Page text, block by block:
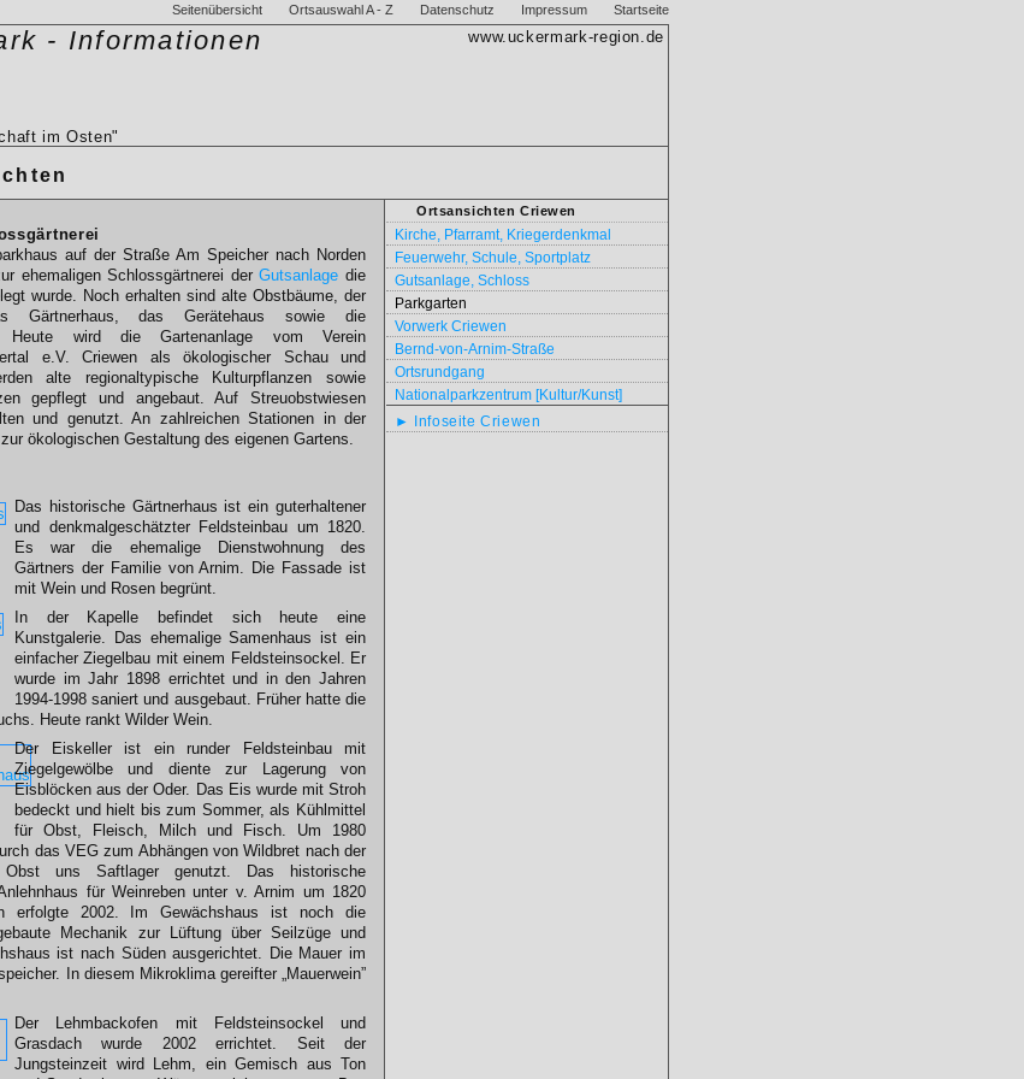
Seitenübersicht Ortsauswahl A - Z Datenschutz Impressum Startseite
- Informationen www.uckermark-region.de
im Osten"
auf der Straße Am Speicher nach Norden
ehemaligen Schlossgärtnerei derGutsanlage die
wurde. Noch erhalten sind alte Obstbäume, der
Gärtnerhaus, das Gerätehaus sowie die
Heute wird die Gartenanlage vom Verein
e.V. Criewen als ökologischer Schau und
alte regionaltypische Kulturpflanzen sowie
gepflegt und angebaut. Auf Streuobstwiesen
und genutzt. An zahlreichen Stationen in der
ökologischen Gestaltung des eigenen Gartens.
Das historische Gärtnerhaus ist ein guterhaltener
und denkmalgeschätzter Feldsteinbau um 1820.
Es war die ehemalige Dienstwohnung des
Gärtners der Familie von Arnim. Die Fassade ist
mit Wein und Rosen begrünt.
In der Kapelle befindet sich heute eine
Kunstgalerie. Das ehemalige Samenhaus ist ein
einfacher Ziegelbau mit einem Feldsteinsockel. Er
wurde im Jahr 1898 errichtet und in den Jahren
1994-1998 saniert und ausgebaut. Früher hatte die
Heute rankt Wilder Wein.
Der Eiskeller ist ein runder Feldsteinbau mit
Ziegelgewölbe und diente zur Lagerung von
Eisblöcken aus der Oder. Das Eis wurde mit Stroh
bedeckt und hielt bis zum Sommer, als Kühlmittel
für Obst, Fleisch, Milch und Fisch. Um 1980
das VEG zum Abhängen von Wildbret nach der
uns Saftlager genutzt. Das historische
für Weinreben unter v. Arnim um 1820
erfolgte 2002. Im Gewächshaus ist noch die
Mechanik zur Lüftung über Seilzüge und
ist nach Süden ausgerichtet. Die Mauer im
In diesem Mikroklima gereifter „Mauerwein”
Der Lehmbackofen mit Feldsteinsockel und
Grasdach wurde 2002 errichtet. Seit der
Jungsteinzeit wird Lehm, ein Gemisch aus Ton
Ortsansichten Criewen
Kirche, Pfarramt, Kriegerdenkmal
Feuerwehr, Schule, Sportplatz
Gutsanlage, Schloss
Parkgarten
Vorwerk Criewen
Bernd-von-Arnim-Straße
Ortsrundgang
Nationalparkzentrum [Kultur/Kunst]
► Infoseite Criewen